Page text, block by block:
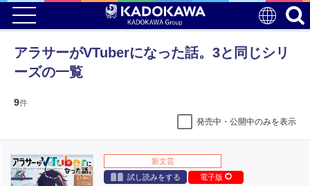
アラサーがVTuberになった話。3と同じシリ
ーズの一覧
9件
発売中・公開中のみを表示
新文芸
試し読みをする
電子版